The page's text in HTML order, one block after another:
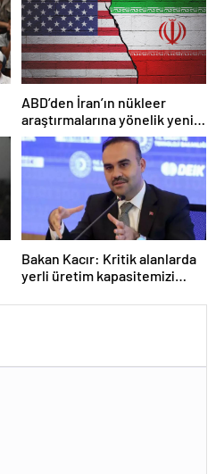
ABD’den İran’ın nükleer
araştırmalarına yönelik yeni
yaptırımlar
Bakan Kacır: Kritik alanlarda
yerli üretim kapasitemizi